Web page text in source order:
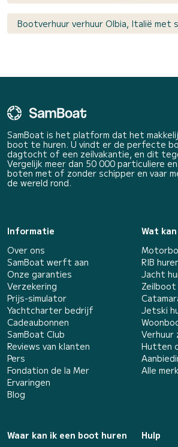
Bootverhuur verhuur Olbia, Italië met
SamBoat is het platform dat het
boot te huren. U vindt er de perfecte
dagtocht of een zeilvakantie, en dit
Vergelijk meer dan 50 000 particuliere
boten met of zonder schipper en vaar
de wereld rond.
Informatie
Over ons
SamBoat werft aan
Onze garanties
Verzekering
Prijs-simulator
Yachtcharter bedrijf
Cadeaubonnen
SamBoat Club
Reviews van klanten
Pers
Fondation de la Mer
Ervaringen
Blog
Wat
RIB
Jacht
Zeilboot
Jetski
Verhuur
Hutten
Alle
Waar kan ik een boot huren
Hulp